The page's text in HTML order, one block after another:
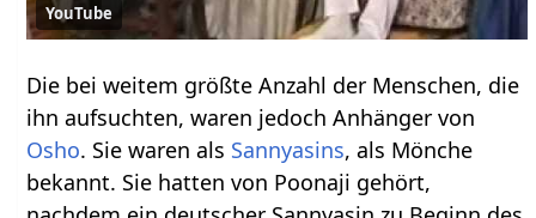
YouTube
Die bei weitem größte Anzahl der Menschen, die
ihn aufsuchten, waren jedoch Anhänger von
Osho. Sie waren als Sannyasins, als Mönche
bekannt. Sie hatten von Poonaji gehört,